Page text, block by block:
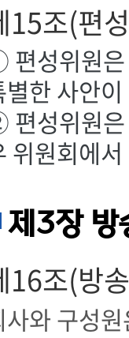
15조(편
성위원은
별한 사안
성위원은
위원회에
제3장 방
16조(방
사와 구성